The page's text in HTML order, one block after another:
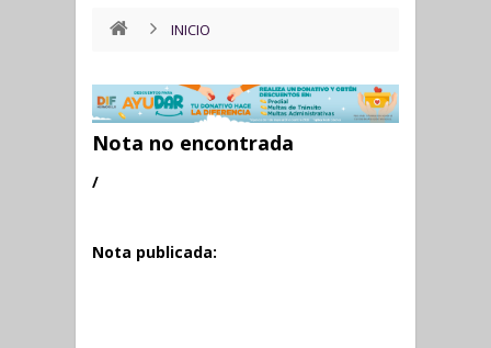
INICIO
Nota no encontrada
/
Nota publicada: